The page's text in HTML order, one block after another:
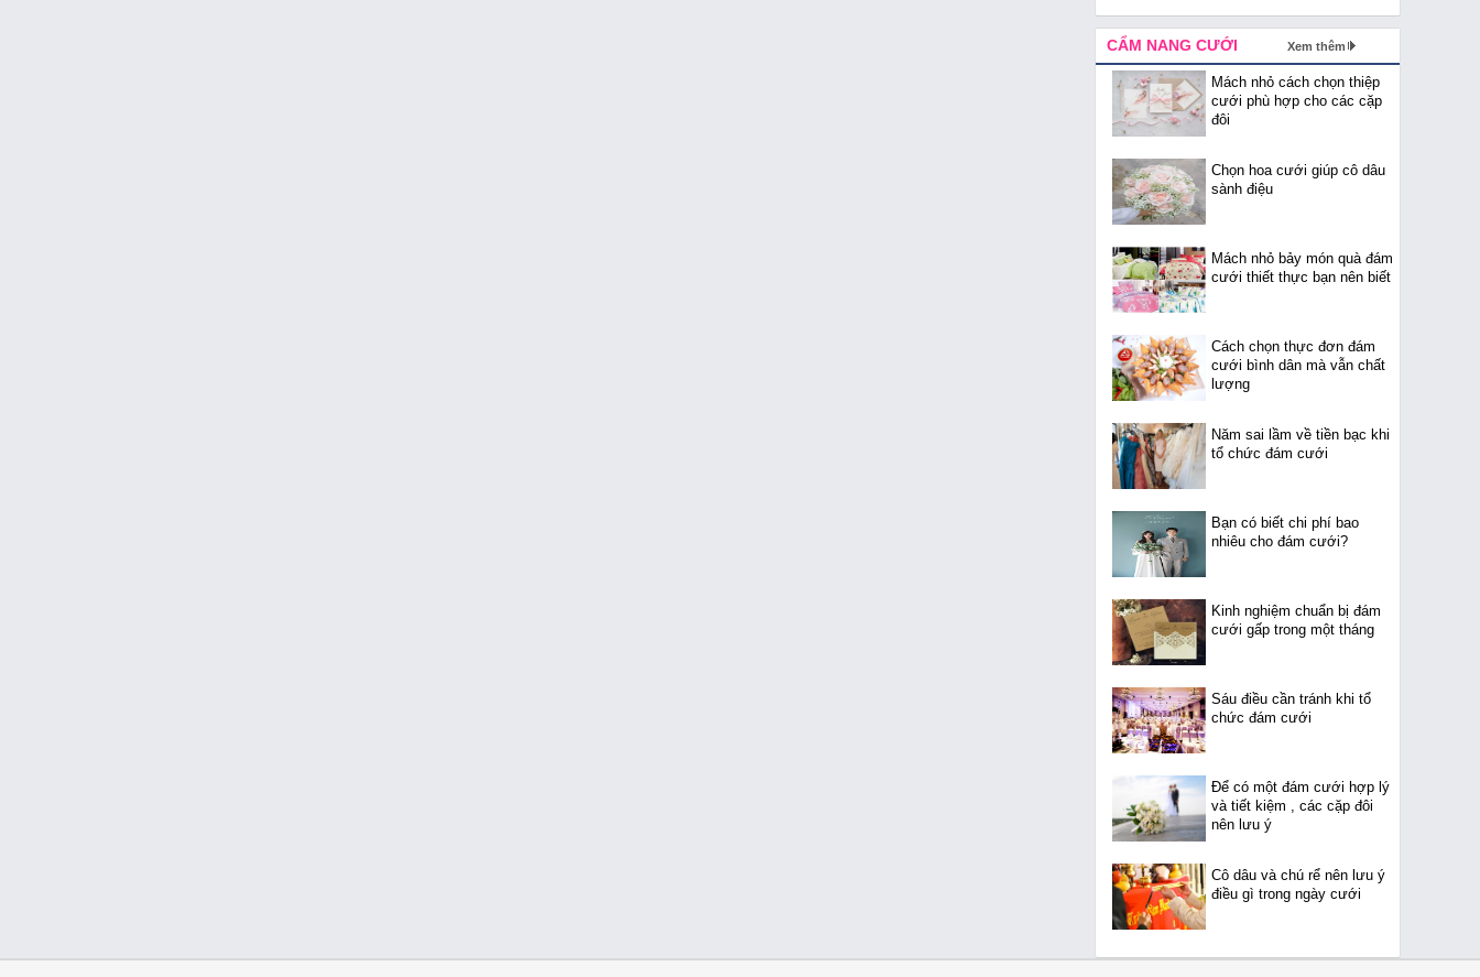
CẨM NANG CƯỚI Xem thêm
Mách nhỏ cách chọn thiệp
cưới phù hợp cho các cặp
đôi
Chọn hoa cưới giúp cô dâu
sành điệu
Mách nhỏ bảy món quà đám
cưới thiết thực bạn nên biết
Cách chọn thực đơn đám
cưới bình dân mà vẫn chất
lượng
Năm sai lầm về tiền bạc khi
tổ chức đám cưới
Bạn có biết chi phí bao
nhiêu cho đám cưới?
Kinh nghiệm chuẩn bị đám
cưới gấp trong một tháng
Sáu điều cần tránh khi tổ
chức đám cưới
Để có một đám cưới hợp lý
và tiết kiệm , các cặp đôi
nên lưu ý
Cô dâu và chú rể nên lưu ý
điều gì trong ngày cưới